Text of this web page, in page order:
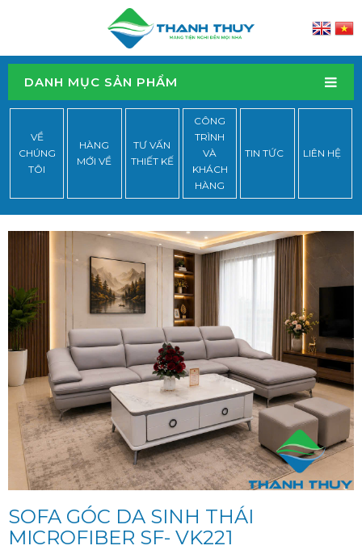
DANH MỤC SẢN PHẨM
VỀ
CHÚNG
TÔI
HÀNG
MỚI VỀ
TƯ VẤN
THIẾT KẾ
CÔNG
TRÌNH
VÀ
KHÁCH
HÀNG
TIN TỨC LIÊN HỆ
SOFA GÓC DA SINH THÁI
MICROFIBER SF- VK221